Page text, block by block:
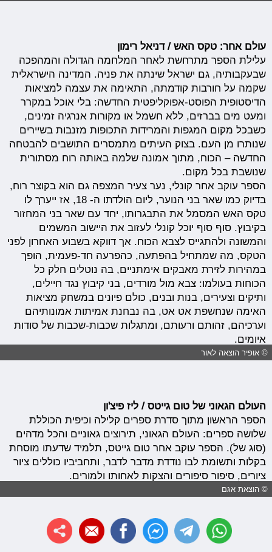
עולם אחר: טקס האש / דניאל רימון
עלילת הספר מתרחשת לאחר המלחמה הגדולה והמהפכה
שבעקבותיה, גם ישראל שינתה את פניה. המדינה הישראלית
שקמה על חורבות קודמתה, התאימה את עצמה למציאות
הדיסטופית הפוסט-אפוקליפטית החדשה: בלי אוכל במקרר
ומעט מים בברזים, ללא חשמל או מקורות אנרגיה זמינים,
כשבכל מקום המגפות והמרידות התכופות מזנבות בשיירים
שנותרו מן העם. בצוק העיתים מתמסרים התושבים להבטחה
החדשה – הכוח, מתוך אמונה שלמה באותה רוח מסתורית
שנושבת בכל מקום.
הספר עוקב אחר קונלי, נער צעיר המצפה גם הוא בקוצר רוח,
בדיוק כמו שאר בני הנוער, ליום הולדתו ה- 18, אז ייערך לו
טקס האש המסמל את התבגרותו, יחד עם שאר בני המחזור
בקיבוץ. סוף סוף יוכל קונלי לעזוב את היישוב המשמים
והמשונה ולהתגייס לצבא הכוח. אך דווקא בשבוע האחרון לפני
הטקס, מה שמתחיל בהפתעה, כהפרעה חד-פעמית, הופך
במהירות לזירת מאבקים אימתניים, בה נוטלים חלק כל
הכוחות בעולמו: צבא מול מורדים, בני קיבוץ נגד חיילים,
ותיקים וצעירים, בנות ובנים, כולם פיונים במשחק מציאות
האימה שנחשפת אט אט, בה נבחנת אמיתות אמונותיהם
וערכיהם, זהותם ורעותם, ומתגלות שכבות-שכבות של סודות
איומים.
© אופיר הוצאה לאור
העולם הגאוני של טום גייטס / ליז פיצ'ון
הספר הראשון מתוך סדרת ספרים קלילה וכיפית הכוללת
שלושה ספרים: העולם הגאוני, תירוצים גאוניים והכל מדהים
(סוג של). הספר עוקב אחר טום גייטס, תלמיד שדעתו מוסחת
בקלות ותשומת לבו נודדת מדבר לדבר, ותחביביו כוללים ציור
ציורים, סיפור סיפורים והצקות לאחותו ולמורים.
© הוצאת אגם